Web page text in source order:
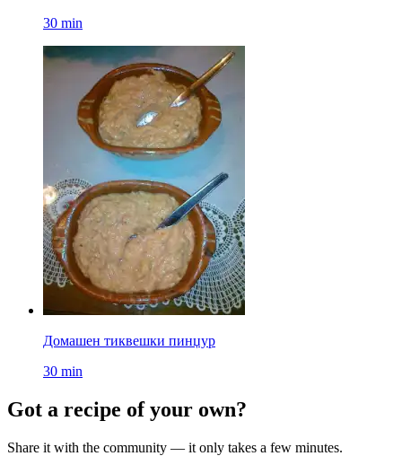
30 min
Домашен тиквешки пинџур
30 min
Got a recipe of your own?
Share it with the community — it only takes a few minutes.